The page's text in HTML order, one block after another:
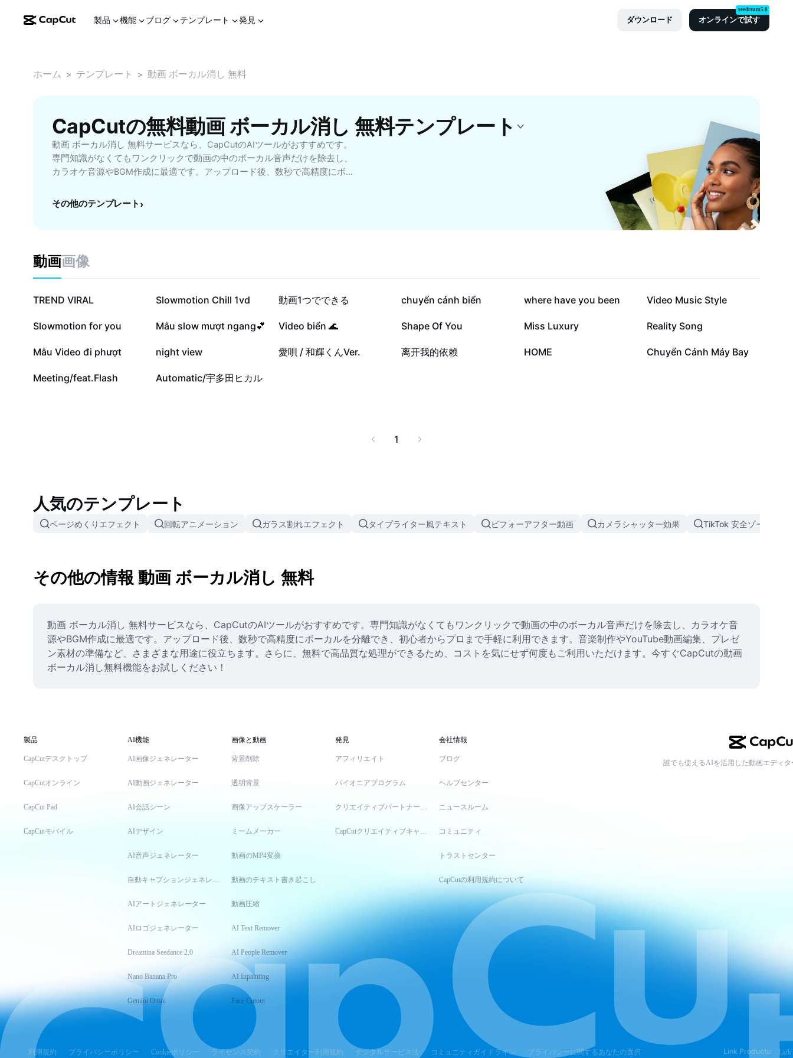
製品 機能 ブログ テンプレート 発見 ダウンロード オンラインで試す
seedream5.0
ホーム > テンプレート > 動画 ボーカル消し 無料
CapCutの無料動画 ボーカル消し 無料テンプレート
動画 ボーカル消し 無料サービスなら、CapCutのAIツールがおすすめです。
専門知識がなくてもワンクリックで動画の中のボーカル音声だけを除去し、
カラオケ音源やBGM作成に最適です。アップロード後、数秒で高精度にボー
YouTube動画編集、プレゼン素材の準備など、さまざまな用途に役立ちま
その他のテンプレート ›
動画画像
75.8万
TREND VIRAL 36.7万
Slowmotion Chill 1vd 31.8万
動画1つでできる 23.7万
chuyển cảnh biển 20.3万
where have you been 15.4万
Video Music Style
2.5万
Slowmotion for you 2.3万
Mẫu slow mượt ngang💕 2.1万
Video biển 🌊 1.9万
Shape Of You 1.3万
Miss Luxury 9820
Reality Song
8065
Mẫu Video đi phượt 7330
night view 7084
愛唄 / 和輝くんVer. 5863
离开我的依赖 5133
HOME 1749
Chuyển Cảnh Máy Bay
435
Meeting/feat.Flash 354
Automatic/宇多田ヒカル
1
人気のテンプレート
ページめくりエフェクト 回転アニメーション ガラス割れエフェクト タイプライター風テキスト ビフォーアフター動画 カメラシャッター効果 TikTok 安全ゾーン テ
その他の情報 動画 ボーカル消し 無料
動画 ボーカル消し 無料サービスなら、CapCutのAIツールがおすすめです。専門知識がなくてもワンクリックで動画の中のボーカル音声だけを除去し、カラオケ音
源やBGM作成に最適です。アップロード後、数秒で高精度にボーカルを分離でき、初心者からプロまで手軽に利用できます。音楽制作やYouTube動画編集、プレゼ
ン素材の準備など、さまざまな用途に役立ちます。さらに、無料で高品質な処理ができるため、コストを気にせず何度もご利用いただけます。今すぐCapCutの動画
ボーカル消し無料機能をお試しください！
製品
CapCutデスクトップ
CapCutオンライン
CapCut Pad
CapCutモバイル
AI機能
AI画像ジェネレーター
AI動画ジェネレーター
AI会話シーン
AIデザイン
AI音声ジェネレーター
自動キャプションジェネレーター
AIアートジェネレーター
AIロゴジェネレーター
Dreamina Seedance 2.0
Nano Banana Pro
Gemini Omni
画像と動画
背景削除
透明背景
画像アップスケーラー
ミームメーカー
動画のMP4変換
動画のテキスト書き起こし
動画圧縮
AI Text Remover
AI People Remover
AI Inpainting
Face Cutout
発見
アフィリエイト
パイオニアプログラム
クリエイティブパートナープログラム
CapCutクリエイティブキャンパス
会社情報
ブログ
ヘルプセンター
ニュースルーム
コミュニティ
トラストセンター
CapCutの利用規約について
誰でも使えるAIを活用した動画エディタ
利用規約 プライバシーポリシー Cookieポリシー ライセンス契約 クリエイター利用規約 デジタルサービス法 コミュニティガイドライン プライバシーに関するあなたの選択 Link Products: Lark